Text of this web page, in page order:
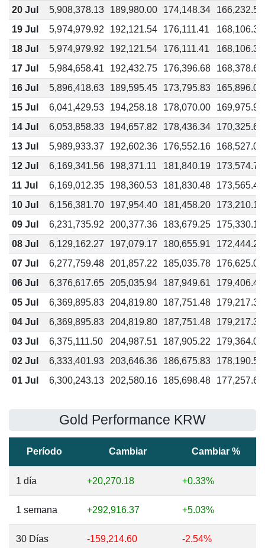
20 Jul
5,908,378.13 189,980.00 174,148.34
166,232.50
19 Jul
5,974,979.92 192,121.54 176,111.41
168,106.35
18 Jul
5,974,979.92 192,121.54 176,111.41
168,106.35
17 Jul
5,984,658.41 192,432.75 176,396.68
168,378.65
16 Jul
5,896,418.63 189,595.45 173,795.83
165,896.02
15 Jul
6,041,429.53 194,258.18 178,070.00
169,975.91
14 Jul
6,053,858.33 194,657.82 178,436.34
170,325.60
13 Jul
5,989,933.37 192,602.36 176,552.16
168,527.06
12 Jul
6,169,341.56 198,371.11 181,840.19
173,574.72
11 Jul
6,169,012.35 198,360.53 181,830.48
173,565.46
10 Jul
6,156,381.70 197,954.40 181,458.20
173,210.10
09 Jul
6,231,735.92 200,377.36 183,679.25
175,330.19
08 Jul
6,129,162.27 197,079.17 180,655.91
172,444.28
07 Jul
6,277,759.48 201,857.22 185,035.78
176,625.07
06 Jul
6,376,617.65 205,035.94 187,949.61
179,406.45
05 Jul
6,369,895.83 204,819.80 187,751.48
179,217.33
04 Jul
6,369,895.83 204,819.80 187,751.48
179,217.33
03 Jul
6,375,111.50 204,987.51 187,905.22
179,364.07
02 Jul
6,333,401.93 203,646.36 186,675.83
178,190.57
01 Jul
6,300,243.13 202,580.16 185,698.48 177,257.64
Gold Performance KRW
Período Cambiar Cambiar %
1 día +20,270.18 +0.33%
1 semana +292,916.37 +5.03%
30 Días -159,214.60 -2.54%